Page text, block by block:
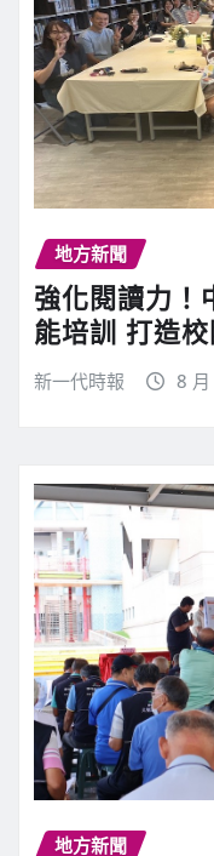
地方新聞
強化閱讀力！
能培訓 打造
新一代時報 8
地方新聞